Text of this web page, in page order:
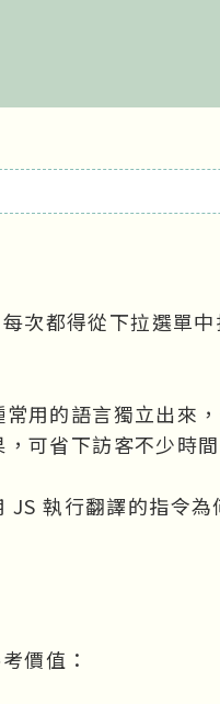
次都得從下拉選單
用的語言獨立出來
可省下訪客不少時間
執行翻譯的指令為
價值：